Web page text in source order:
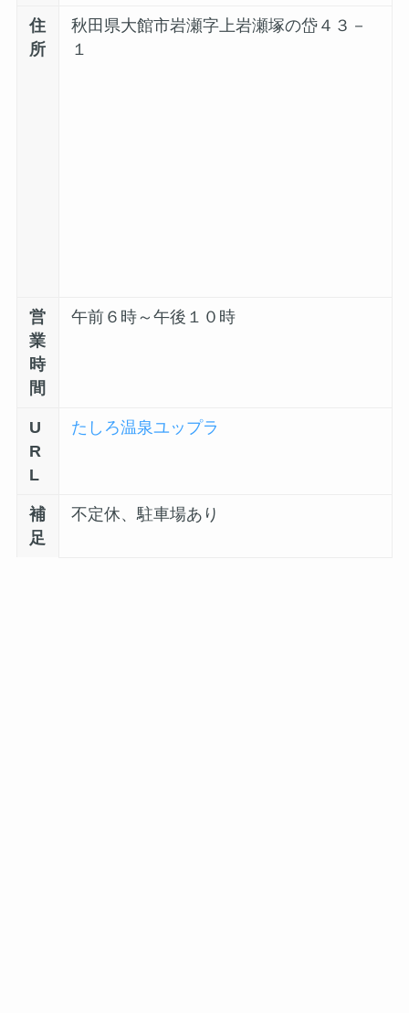
住
所
秋田県大館市岩瀬字上岩瀬塚の岱４３－
１
営
業
時
間
午前６時～午後１０時
U
R
L
たしろ温泉ユップラ
補
足
不定休、駐車場あり